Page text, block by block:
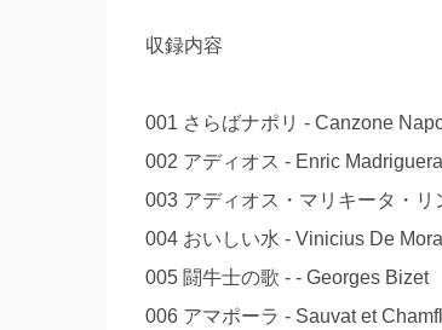
収録内容
001 さらばナポリ - Canzone
002 アディオス - Enric
003 アディオス・マリキータ・リ
004 おいしい水 - Vinicius De
005 闘牛士の歌 - - Georges Bizet
006 アマポーラ - Sauvat et